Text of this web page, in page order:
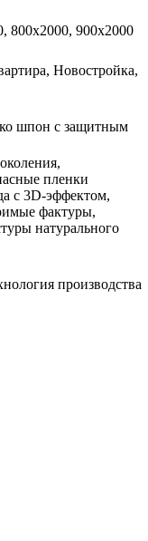
800x2000, 900x2000
Новостройка,
шпон с защитным
пленки
с 3D-эффектом,
фактуры,
натурального
производства